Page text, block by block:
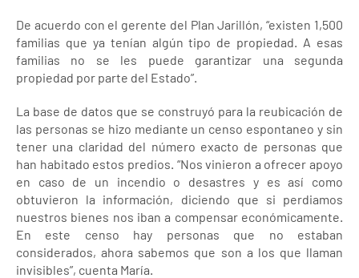
De acuerdo con el gerente del Plan Jarillón, “existen 1,500
familias que ya tenían algún tipo de propiedad. A esas
familias no se les puede garantizar una segunda
propiedad por parte del Estado”.
La base de datos que se construyó para la reubicación de
las personas se hizo mediante un censo espontaneo y sin
tener una claridad del número exacto de personas que
han habitado estos predios. “Nos vinieron a ofrecer apoyo
en caso de un incendio o desastres y es así como
obtuvieron la información, diciendo que si perdiamos
nuestros bienes nos iban a compensar económicamente.
En este censo hay personas que no estaban
considerados, ahora sabemos que son a los que llaman
invisibles”, cuenta María.